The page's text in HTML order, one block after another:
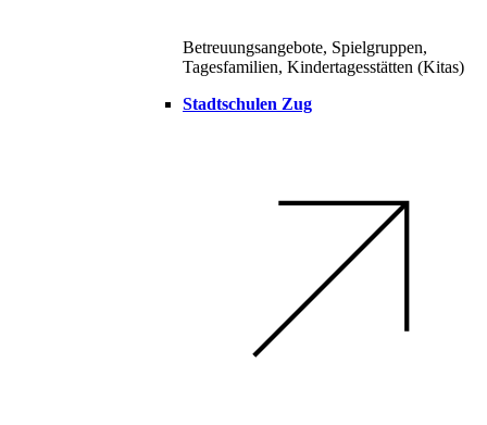
Betreuungsangebote, Spielgruppen,
Tagesfamilien, Kindertagesstätten (Kitas)
Stadtschulen Zug